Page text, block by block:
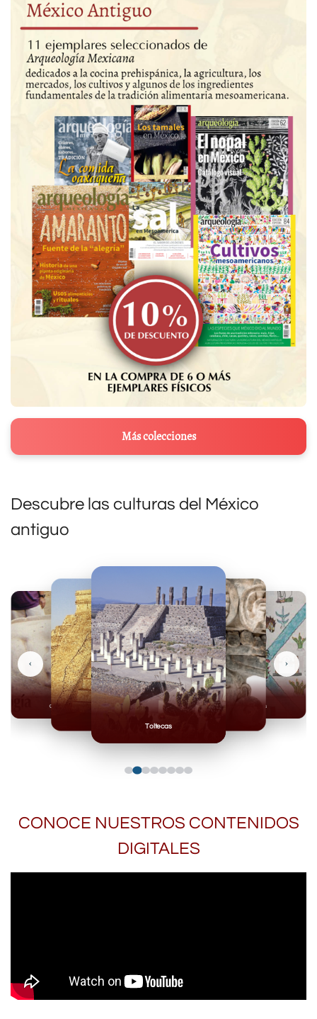
Más colecciones
Descubre las culturas del México
antiguo
Toltecas
Mexicas
Olmecas
‹ ›
CONOCE NUESTROS CONTENIDOS
DIGITALES